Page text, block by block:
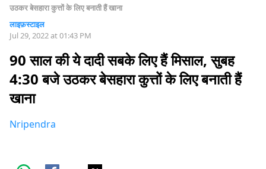
उठकर बेसहारा कुत्तों के लिए बनाती हैं खाना
लाइफ़स्टाइल
Jul 29, 2022 at 01:43 PM
90 साल की ये दादी सबके लिए हैं मिसाल, सुबह
4:30 बजे उठकर बेसहारा कुत्तों के लिए बनाती हैं
खाना
Nripendra